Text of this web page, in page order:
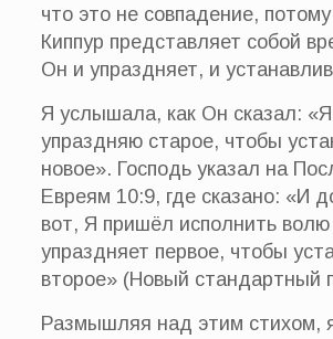
что это не совпадение,
Киппур представляет собой
Он и упраздняет, и
Я услышала, как Он сказал: «Я
упраздняю старое, чтобы
новое». Господь указал на
Евреям 10:9, где сказано: «И
вот, Я пришёл исполнить
упраздняет первое, чтобы
второе» (Новый стандартный
Размышляя над этим стихом,